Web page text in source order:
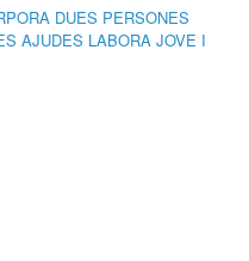
DUES PERSONES
AJUDES LABORA JOVE I